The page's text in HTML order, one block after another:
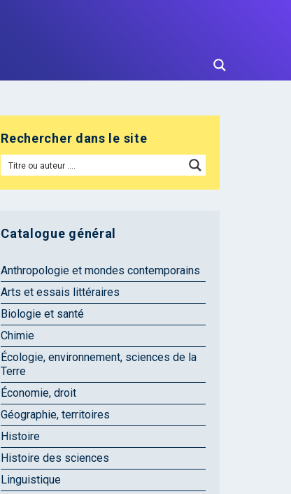
Rechercher dans le site
Catalogue général
Anthropologie et mondes contemporains
Arts et essais littéraires
Biologie et santé
Chimie
Écologie, environnement, sciences de la
Terre
Économie, droit
Géographie, territoires
Histoire
Histoire des sciences
Linguistique